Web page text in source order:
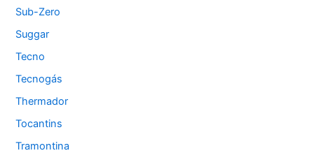
Sub-Zero
Suggar
Tecno
Tecnogás
Thermador
Tocantins
Tramontina